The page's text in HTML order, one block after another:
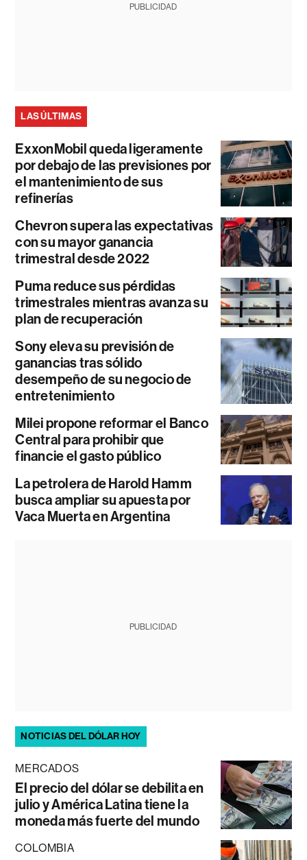
PUBLICIDAD
LAS ÚLTIMAS
ExxonMobil queda ligeramente
por debajo de las previsiones por
el mantenimiento de sus
refinerías
Chevron supera las expectativas
con su mayor ganancia
trimestral desde 2022
Puma reduce sus pérdidas
trimestrales mientras avanza su
plan de recuperación
Sony eleva su previsión de
ganancias tras sólido
desempeño de su negocio de
entretenimiento
Milei propone reformar el Banco
Central para prohibir que
financie el gasto público
La petrolera de Harold Hamm
busca ampliar su apuesta por
Vaca Muerta en Argentina
PUBLICIDAD
NOTICIAS DEL DÓLAR HOY
MERCADOS
El precio del dólar se debilita en
julio y América Latina tiene la
moneda más fuerte del mundo
COLOMBIA